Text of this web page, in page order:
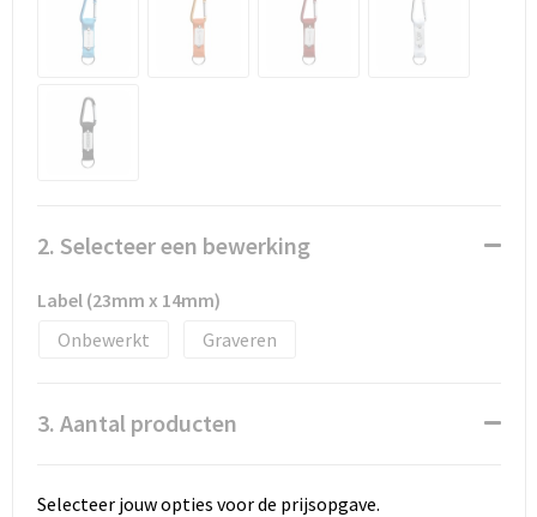
Duffeltassen
Fietstassen
2. Selecteer een bewerking
Label (23mm x 14mm)
Onbewerkt
Graveren
3. Aantal producten
Selecteer jouw opties voor de prijsopgave.